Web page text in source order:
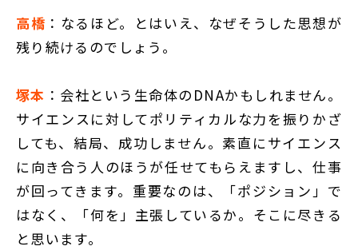
高橋 ：なるほど。とはいえ、なぜそうした思想が
残り続けるのでしょう。
塚本 ：会社という生命体のDNAかもしれません。
サイエンスに対してポリティカルな力を振りかざ
しても、結局、成功しません。素直にサイエンス
に向き合う人のほうが任せてもらえますし、仕事
が回ってきます。重要なのは、「ポジション」で
はなく、「何を」主張しているか。そこに尽きる
と思います。